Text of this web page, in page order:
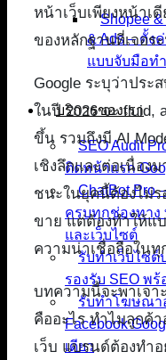
Shopee
& Ads – ตั้ง
แบบจับมือทำ
บริการของเรา
SEO Audit
ติดหน้าแรก
ChatBot Pro
ครบทุกช่องทาง
และเว็บไซต์
รับทำเว็บไซ
รองรับ SEO พ
รับทำโฆษณา
Facebook
เดียว
หน้าเว็บเพียงหน้าเ
ของหลักฐานที่เจอร
Google ระบุว่าปร
ในปี 2026 จะ fluid,
ขึ้น รวมถึงมี AI
เชิงลึกและต่อเนื่อ
ชนะในยุคนี้ต้องไม่ร
ขาย แต่ต้องทำให้แ
ความน่าเชื่อถือใน
บทความนี้จะพาเจา
คืออะไร ทำไมลูกค้
เว็บ แบรนด์ต้องทำ